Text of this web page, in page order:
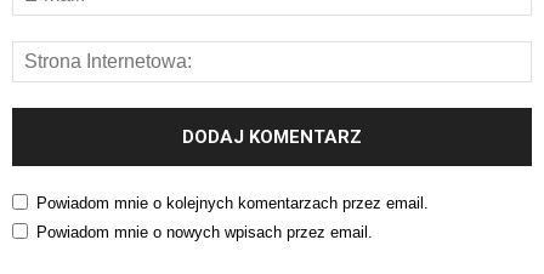
Powiadom mnie o kolejnych komentarzach przez email.
Powiadom mnie o nowych wpisach przez email.